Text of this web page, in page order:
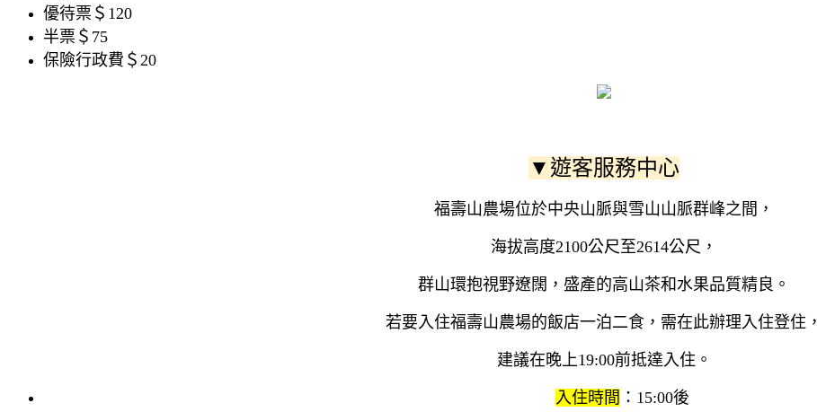
優待票＄120
半票＄75
保險行政費＄20
▼遊客服務中心
福壽山農場位於中央山脈與雪山山脈群峰之間，
海拔高度2100公尺至2614公尺，
群山環抱視野遼闊，盛產的高山茶和水果品質精良。
若要入住福壽山農場的飯店一泊二食，需在此辦理入住登住，
建議在晚上19:00前抵達入住。
入住時間 ：15:00後